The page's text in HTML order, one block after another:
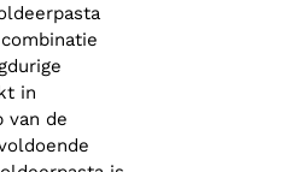
in
van de